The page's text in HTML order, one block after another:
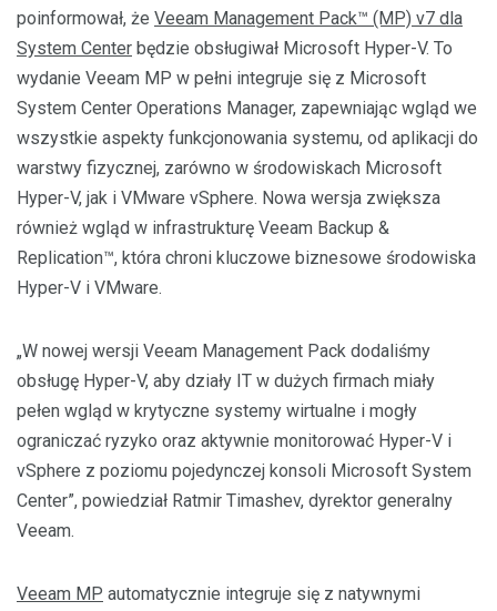
poinformował, że Veeam Management Pack™ (MP) v7 dla
System Center będzie obsługiwał Microsoft Hyper-V. To
wydanie Veeam MP w pełni integruje się z Microsoft
System Center Operations Manager, zapewniając wgląd we
wszystkie aspekty funkcjonowania systemu, od aplikacji do
warstwy fizycznej, zarówno w środowiskach Microsoft
Hyper-V, jak i VMware vSphere. Nowa wersja zwiększa
również wgląd w infrastrukturę Veeam Backup &
Replication™, która chroni kluczowe biznesowe środowiska
Hyper-V i VMware.
„W nowej wersji Veeam Management Pack dodaliśmy
obsługę Hyper-V, aby działy IT w dużych firmach miały
pełen wgląd w krytyczne systemy wirtualne i mogły
ograniczać ryzyko oraz aktywnie monitorować Hyper-V i
vSphere z poziomu pojedynczej konsoli Microsoft System
Center”, powiedział Ratmir Timashev, dyrektor generalny
Veeam.
Veeam MP automatycznie integruje się z natywnymi